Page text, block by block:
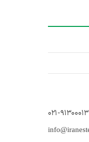
۰۲۱-۹۱۳۰۰۰۱۳